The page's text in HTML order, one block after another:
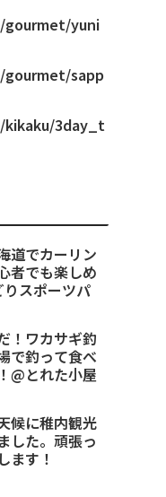
yuni
sapp
3day_t
道でカーリン
者でも楽しめ
スポーツパ
！ワカサギ釣
で釣って食べ
@とれた小屋
候に稚内観光
した。頑張っ
ます！